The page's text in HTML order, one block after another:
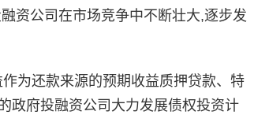
资公司在市场竞争中不断壮大,逐步发
为还款来源的预期收益质押贷款、特
政府投融资公司大力发展债权投资计